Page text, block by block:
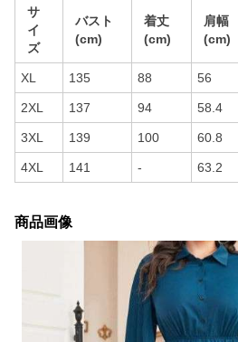
サ
イ
ズ
バスト
(cm)
着丈
(cm)
肩幅
(cm)
XL 135 88 56
2XL 137 94 58.4
3XL 139 100 60.8
4XL 141 - 63.2
商品画像